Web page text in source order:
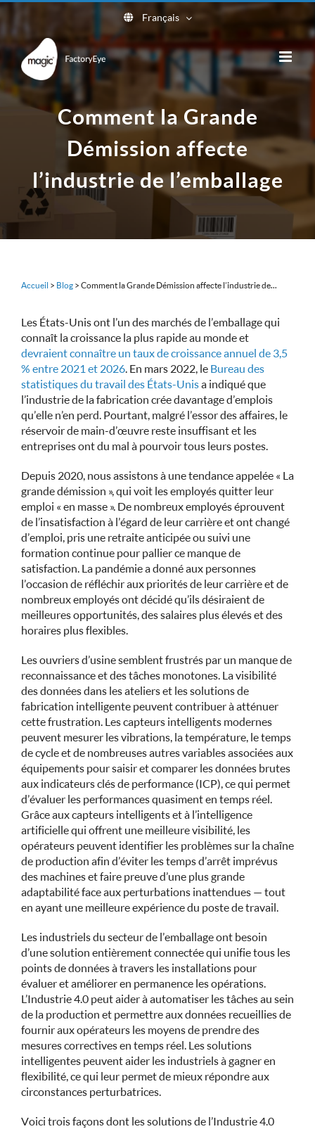
Skip
to
content
Français
Comment la Grande
Démission affecte
l’industrie de l’emballage
Accueil > Blog > Comment la Grande Démission affecte l’industrie de...
Les États-Unis ont l’un des marchés de l’emballage qui
connaît la croissance la plus rapide au monde et
devraient connaître un taux de croissance annuel de 3,5
% entre 2021 et 2026. En mars 2022, le Bureau des
statistiques du travail des États-Unisa indiqué que
l’industrie de la fabrication crée davantage d’emplois
qu’elle n’en perd. Pourtant, malgré l’essor des affaires, le
réservoir de main-d’œuvre reste insuffisant et les
entreprises ont du mal à pourvoir tous leurs postes.
Depuis 2020, nous assistons à une tendance appelée « La
grande démission », qui voit les employés quitter leur
emploi « en masse ». De nombreux employés éprouvent
de l’insatisfaction à l’égard de leur carrière et ont changé
d’emploi, pris une retraite anticipée ou suivi une
formation continue pour pallier ce manque de
satisfaction. La pandémie a donné aux personnes
l’occasion de réfléchir aux priorités de leur carrière et de
nombreux employés ont décidé qu’ils désiraient de
meilleures opportunités, des salaires plus élevés et des
horaires plus flexibles.
Les ouvriers d’usine semblent frustrés par un manque de
reconnaissance et des tâches monotones. La visibilité
des données dans les ateliers et les solutions de
fabrication intelligente peuvent contribuer à atténuer
cette frustration. Les capteurs intelligents modernes
peuvent mesurer les vibrations, la température, le temps
de cycle et de nombreuses autres variables associées aux
équipements pour saisir et comparer les données brutes
aux indicateurs clés de performance (ICP), ce qui permet
d’évaluer les performances quasiment en temps réel.
Grâce aux capteurs intelligents et à l’intelligence
artificielle qui offrent une meilleure visibilité, les
opérateurs peuvent identifier les problèmes sur la chaîne
de production afin d’éviter les temps d’arrêt imprévus
des machines et faire preuve d’une plus grande
adaptabilité face aux perturbations inattendues — tout
en ayant une meilleure expérience du poste de travail.
Les industriels du secteur de l’emballage ont besoin
d’une solution entièrement connectée qui unifie tous les
points de données à travers les installations pour
évaluer et améliorer en permanence les opérations.
L’Industrie 4.0 peut aider à automatiser les tâches au sein
de la production et permettre aux données recueillies de
fournir aux opérateurs les moyens de prendre des
mesures correctives en temps réel. Les solutions
intelligentes peuvent aider les industriels à gagner en
flexibilité, ce qui leur permet de mieux répondre aux
circonstances perturbatrices.
Voici trois façons dont les solutions de l’Industrie 4.0